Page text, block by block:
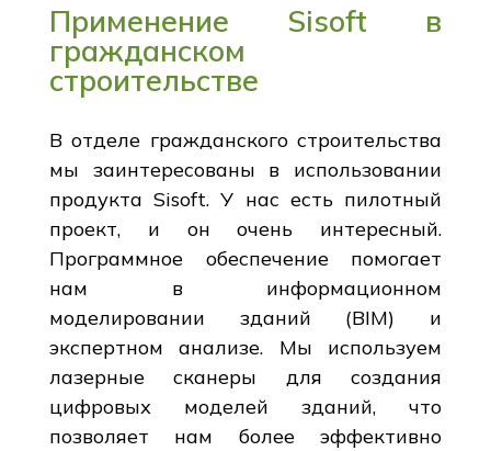
Применение Sisoft в
гражданском
строительстве
В отделе гражданского строительства
мы заинтересованы в использовании
продукта Sisoft. У нас есть пилотный
проект, и он очень интересный.
Программное обеспечение помогает
нам в информационном
моделировании зданий (BIM) и
экспертном анализе. Мы используем
лазерные сканеры для создания
цифровых моделей зданий, что
позволяет нам более эффективно